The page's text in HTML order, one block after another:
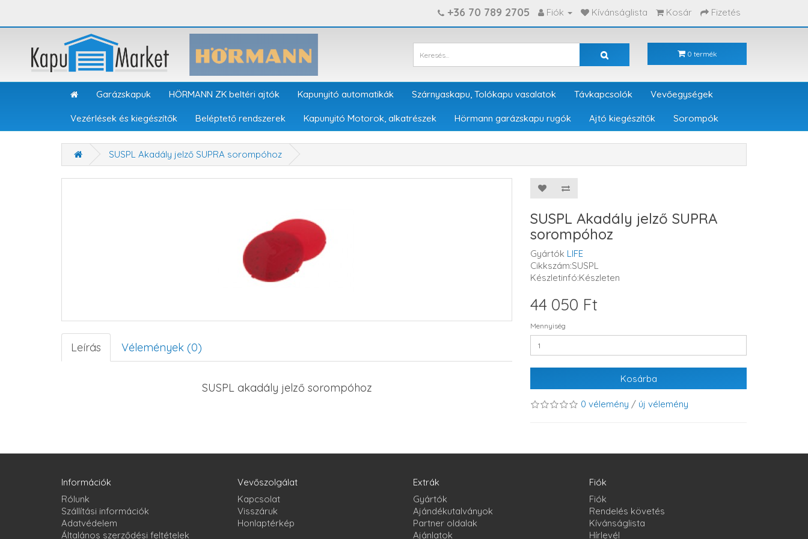
+36 70 789 2705 Fiók Kívánságlista Kosár Fizetés
0 termék
Garázskapuk HÖRMANN ZK beltéri ajtók Kapunyitó automatikák Szárnyaskapu, Tolókapu vasalatok Távkapcsolók Vevőegységek
Vezérlések és kiegészítők Beléptető rendszerek Kapunyitó Motorok, alkatrészek Hörmann garázskapu rugók Ajtó kiegészítők Sorompók
SUSPL Akadály jelző SUPRA sorompóhoz
Leírás Vélemények (0)
SUSPL akadály jelző sorompóhoz
SUSPL Akadály jelző SUPRA
sorompóhoz
Gyártók LIFE
Cikkszám:SUSPL
Készletinfó:Készleten
44 050 Ft
Mennyiség
Kosárba
0 vélemény / új vélemény
Információk
Rólunk
Szállítási információk
Adatvédelem
Általános szerződési feltételek
Vevőszolgálat
Kapcsolat
Visszáruk
Honlaptérkép
Extrák
Gyártók
Ajándékutalványok
Partner oldalak
Ajánlatok
Fiók
Fiók
Rendelés követés
Kívánságlista
Hírlevél